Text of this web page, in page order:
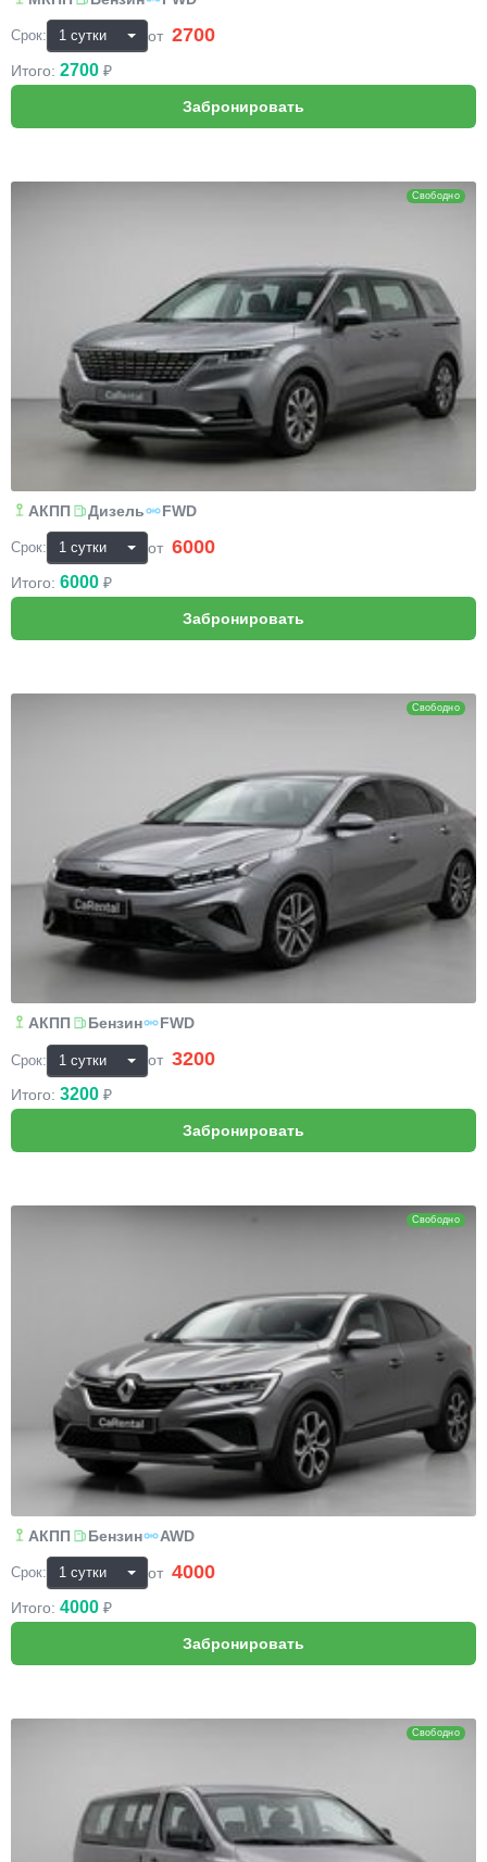
Срок: от 2700
Итого: 2700 ₽
Свободно
АКПП Дизель FWD
Срок: от 6000
Итого: 6000 ₽
Свободно
АКПП Бензин FWD
Срок: от 3200
Итого: 3200 ₽
Свободно
АКПП Бензин AWD
Срок: от 4000
Итого: 4000 ₽
Свободно